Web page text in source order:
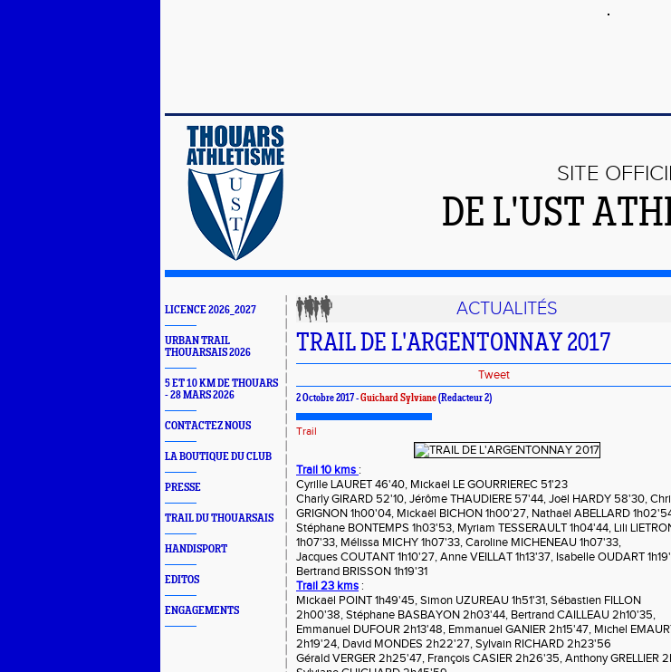
SITE
DE L'UST
LICENCE 2026_2027
URBAN TRAIL
THOUARSAIS 2026
5 ET 10 KM DE THOUARS
- 28 MARS 2026
CONTACTEZ NOUS
LA BOUTIQUE DU CLUB
PRESSE
TRAIL DU THOUARSAIS
HANDISPORT
EDITOS
ENGAGEMENTS
ACTUALITÉS
TRAIL DE L'ARGENTONNAY 2017
Tweet
2 Octobre 2017 -Guichard Sylviane(Redacteur 2)
Trail
Trail 10 kms :
Cyrille LAURET 46'40, Mickaël LE GOURRIEREC 51'23
Charly GIRARD 52'10, Jérôme THAUDIERE 57'44, Joël HARDY 58'30,
GRIGNON 1h00'04, Mickaël BICHON 1h00'27, Nathaël ABELLARD
Stéphane BONTEMPS 1h03'53, Myriam TESSERAULT 1h04'44, Lili
1h07'33, Mélissa MICHY 1h07'33, Caroline MICHENEAU 1h07'33,
Jacques COUTANT 1h10'27, Anne VEILLAT 1h13'37, Isabelle OUDART
Bertrand BRISSON 1h19'31
Trail 23 kms :
Mickaël POINT 1h49'45, Simon UZUREAU 1h51'31, Sébastien FILLON
2h00'38, Stéphane BASBAYON 2h03'44, Bertrand CAILLEAU 2h10'35,
Emmanuel DUFOUR 2h13'48, Emmanuel GANIER 2h15'47, Michel
2h19'24, David MONDES 2h22'27, Sylvain RICHARD 2h23'56
Gérald VERGER 2h25'47, François CASIER 2h26'35, Anthony GRELLIER